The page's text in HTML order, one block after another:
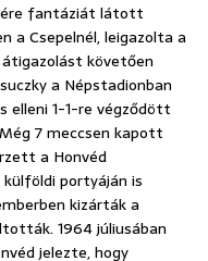
fantáziát látott
a Csepelnél, leigazolta a
követően
a Népstadionban
elleni 1-1-re végződött
7 meccsen kapott
a Honvéd
portyáján is
kizárták a
1964 júliusában
jelezte, hogy